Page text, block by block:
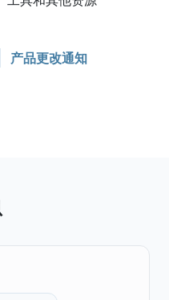
产品更改通知